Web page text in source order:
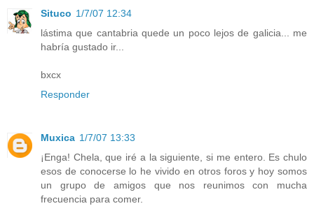
Situco 1/7/07 12:34
lástima que cantabria quede un poco lejos de galicia... me
habría gustado ir...
bxcx
Responder
Muxica 1/7/07 13:33
¡Enga! Chela, que iré a la siguiente, si me entero. Es chulo
esos de conocerse lo he vivido en otros foros y hoy somos
un grupo de amigos que nos reunimos con mucha
frecuencia para comer.